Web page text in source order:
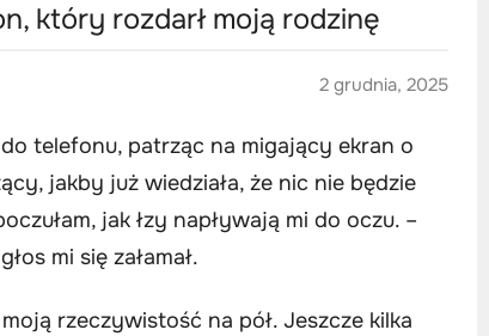
który rozdarł moją rodzinę
2 grudnia, 2025
telefonu, patrząc na migający ekran o
jakby już wiedziała, że nic nie będzie
jak łzy napływają mi do oczu. –
mi się załamał.
rzeczywistość na pół. Jeszcze kilka